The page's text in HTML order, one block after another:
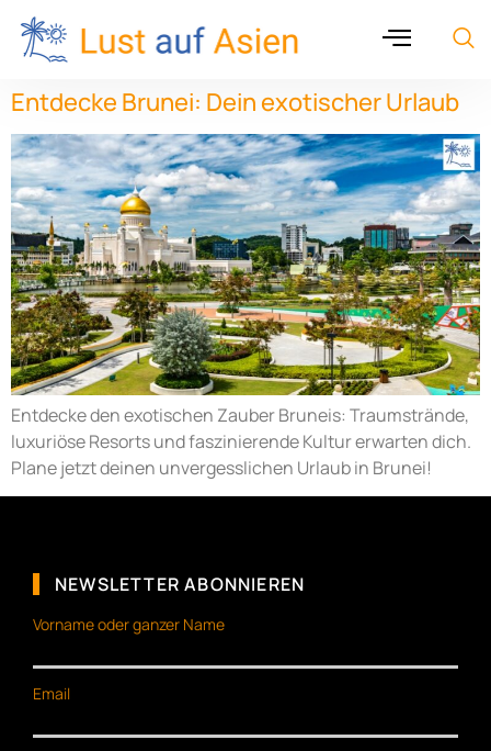
Entdecke Brunei: Dein exotischer Urlaub
Entdecke den exotischen Zauber Bruneis: Traumstrände,
luxuriöse Resorts und faszinierende Kultur erwarten dich.
Plane jetzt deinen unvergesslichen Urlaub in Brunei!
NEWSLETTER ABONNIEREN
Vorname oder ganzer Name
Email